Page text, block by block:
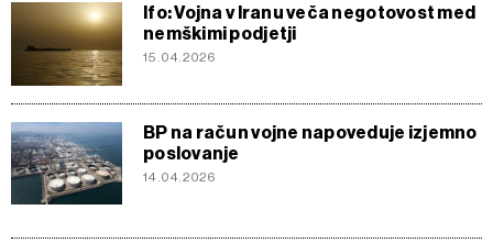
Ifo: Vojna v Iranu veča negotovost med
nemškimi podjetji
15.04.2026
BP na račun vojne napoveduje izjemno
poslovanje
14.04.2026